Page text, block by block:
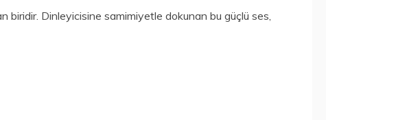
biridir. Dinleyicisine samimiyetle dokunan bu güçlü ses,